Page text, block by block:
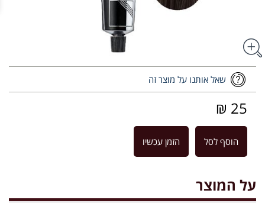
שאל אותנו על מוצר זה
25 ₪
הוסף לסל הזמן עכשיו
על המוצר